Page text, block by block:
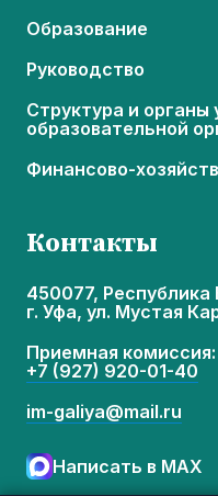
Образование
Руководство
Структура и органы
образовательной
Финансово-
Контакты
450077,
г. Уфа, ул. Мустая
Приемная комиссия:
+7 (927) 920-01-40
im-galiya@mail.ru
Написать в MAX